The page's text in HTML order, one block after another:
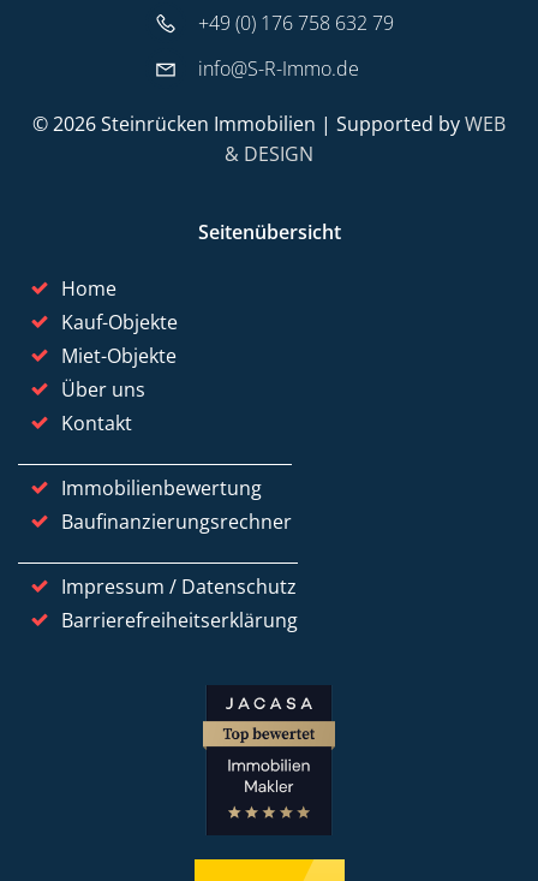
+49 (0) 176 758 632 79
info@S-R-Immo.de
© 2026 Steinrücken Immobilien | Supported byWEB
& DESIGN
Seitenübersicht
Home
Kauf-Objekte
Miet-Objekte
Über uns
Kontakt
Immobilienbewertung
Baufinanzierungsrechner
Impressum / Datenschutz
Barrierefreiheitserklärung